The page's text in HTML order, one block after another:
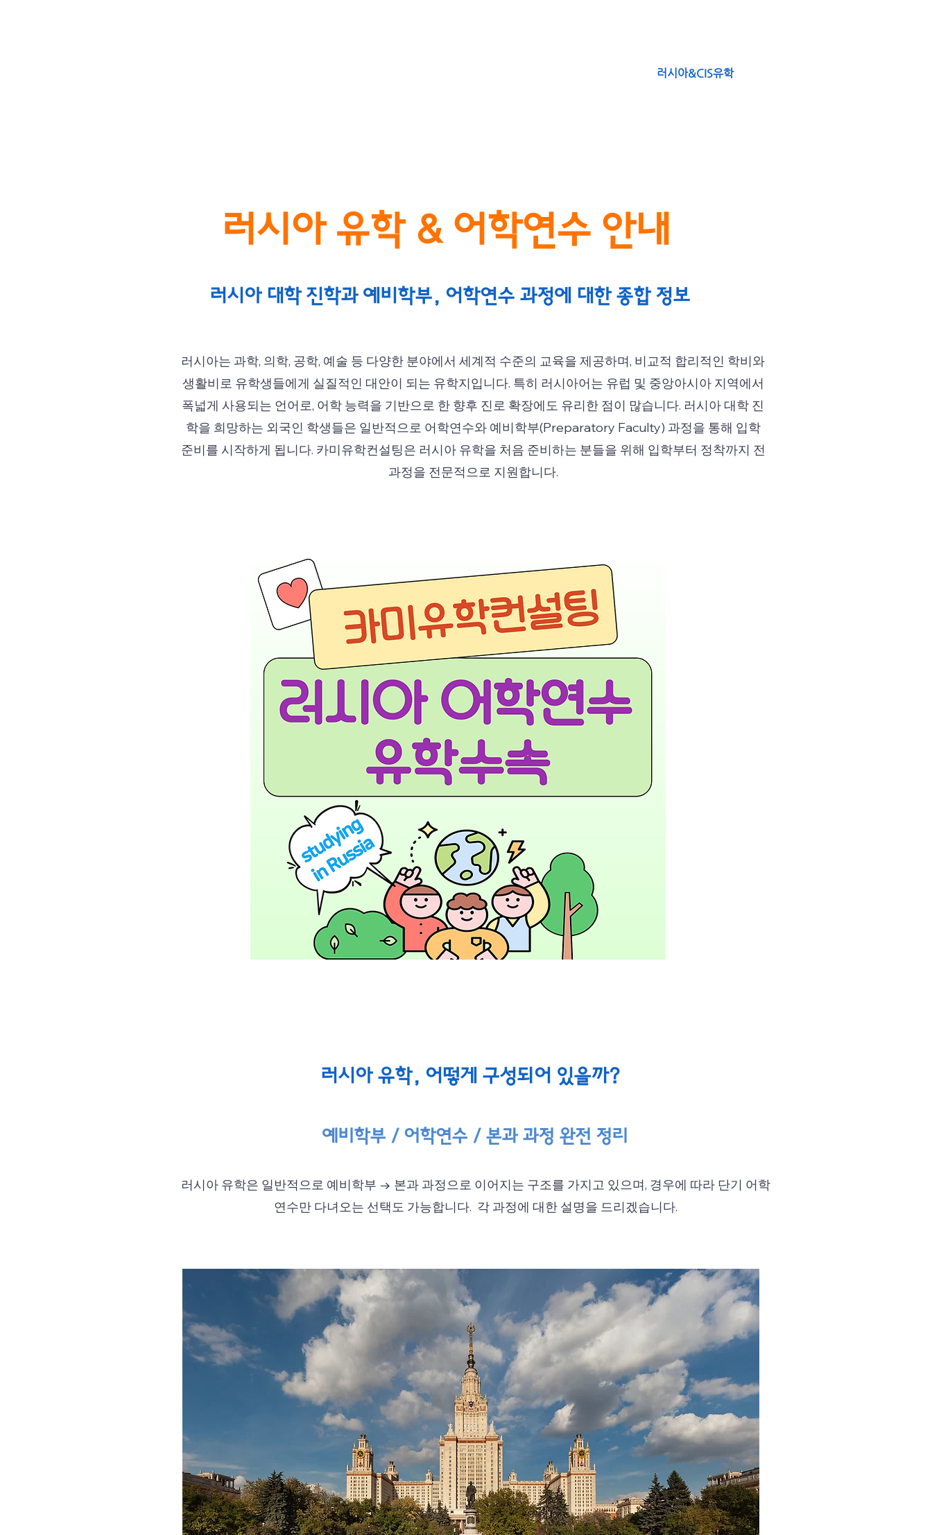
러시아&CIS유학
러시아 유학 & 어학연수 안내
러시아 대학 진학과 예비학부, 어학연수 과정에 대한 종합 정보
러시아는 과학, 의학, 공학, 예술 등 다양한 분야에서 세계적 수준의 교육을 제공하며, 비교적 합리적인 학비와
생활비로 유학생들에게 실질적인 대안이 되는 유학지입니다. 특히 러시아어는 유럽 및 중앙아시아 지역에서
폭넓게 사용되는 언어로, 어학 능력을 기반으로 한 향후 진로 확장에도 유리한 점이 많습니다. 러시아 대학 진
학을 희망하는 외국인 학생들은 일반적으로 어학연수와 예비학부(Preparatory Faculty) 과정을 통해 입학
준비를 시작하게 됩니다. 카미유학컨설팅은 러시아 유학을 처음 준비하는 분들을 위해 입학부터 정착까지 전
과정을 전문적으로 지원합니다.
러시아 유학, 어떻게 구성되어 있을까?
예비학부 / 어학연수 / 본과 과정 완전 정리
러시아 유학은 일반적으로 예비학부 → 본과 과정으로 이어지는 구조를 가지고 있으며, 경우에 따라 단기 어학
연수만 다녀오는 선택도 가능합니다. 각 과정에 대한 설명을 드리겠습니다.